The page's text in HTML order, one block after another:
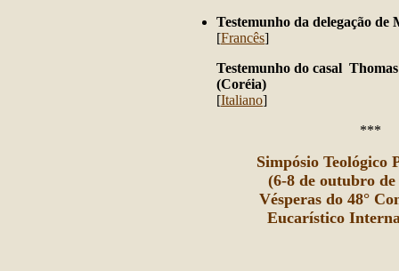
Testemunho da delegação
[Francês]
Testemunho do casal
(Coréia)
[Italiano]
***
Simpósio Teológico
(6-8 de outubro de
Vésperas do 48°
Eucarístico